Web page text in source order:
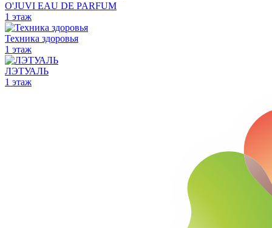
O'JUVI EAU DE PARFUM
1 этаж
Техника здоровья
1 этаж
ЛЭТУАЛЬ
1 этаж